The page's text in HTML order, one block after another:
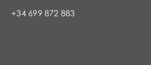
+34 699 872 883